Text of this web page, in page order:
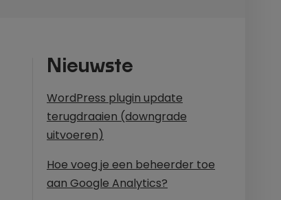
Nieuwste
WordPress plugin update
terugdraaien (downgrade
uitvoeren)
Hoe voeg je een beheerder toe
aan Google Analytics?